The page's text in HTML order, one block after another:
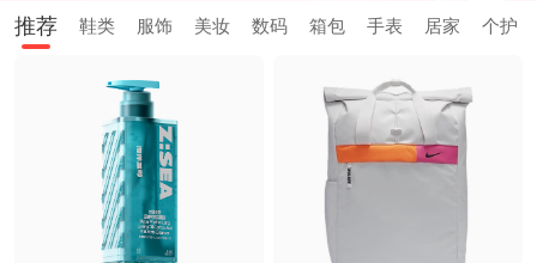
推荐 鞋类 服饰 美妆 数码 箱包 手表 居家 个护